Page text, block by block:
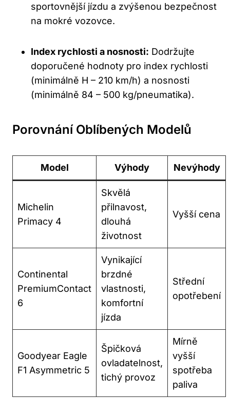
sportovnější jízdu a zvýšenou bezpečnost
na mokré vozovce.
Index rychlosti a nosnosti: Dodržujte
doporučené hodnoty pro index rychlosti
(minimálně H – 210 km/h) a nosnosti
(minimálně 84 – 500 kg/pneumatika).
Porovnání Oblíbených Modelů
Model Výhody Nevýhody
Michelin
Primacy 4
Skvělá
přilnavost,
dlouhá
životnost
Vyšší cena
Continental
PremiumContact
6
Vynikající
brzdné
vlastnosti,
komfortní
jízda
Střední
opotřebení
Goodyear Eagle
F1 Asymmetric 5
Špičková
ovladatelnost,
tichý provoz
Mírně
vyšší
spotřeba
paliva